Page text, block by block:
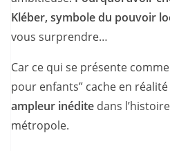
Kléber, symbole du pouvoir
vous surprendre…
Car ce qui se présente
pour enfants” cache en réalité
ampleur inédite dans
métropole.